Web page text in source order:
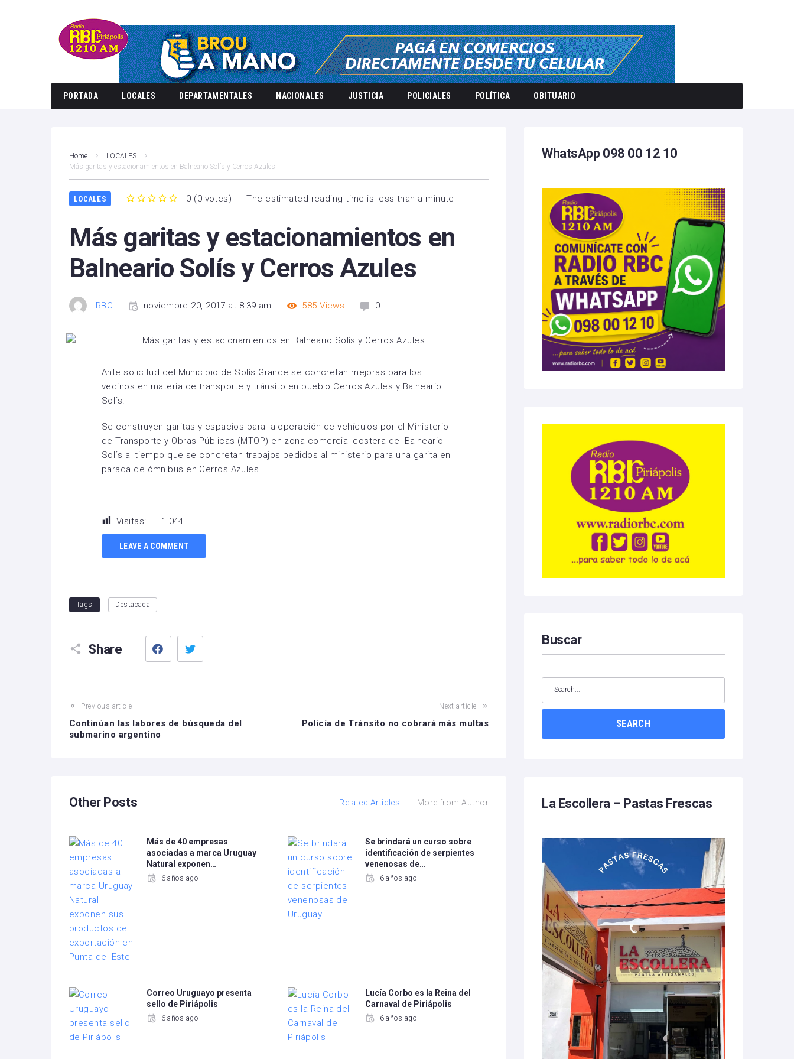
PORTADA LOCALES DEPARTAMENTALES NACIONALES JUSTICIA POLICIALES POLÍTICA OBITUARIO
Home
LOCALES
Más garitas y estacionamientos en Balneario Solís y Cerros Azules
LOCALES 0 (0 votes) The estimated reading time is less than a minute
Más garitas y estacionamientos en
Balneario Solís y Cerros Azules
RBC noviembre 20, 2017 at 8:39 am 585 Views 0
Ante solicitud del Municipio de Solís Grande se concretan mejoras para los
vecinos en materia de transporte y tránsito en pueblo Cerros Azules y Balneario
Solís.
Se construyen garitas y espacios para la operación de vehículos por el Ministerio
de Transporte y Obras Públicas (MTOP) en zona comercial costera del Balneario
Solís al tiempo que se concretan trabajos pedidos al ministerio para una garita en
parada de ómnibus en Cerros Azules.
Visitas: 1.044
LEAVE A COMMENT
Tags Destacada
Share
Facebook
Previous article
Continúan las labores de búsqueda del
submarino argentino
Next article
Policía de Tránsito no cobrará más multas
Other Posts Related Articles More from Author
Más de 40 empresas
asociadas a marca Uruguay
Natural exponen…
6 años ago
Se brindará un curso sobre
identificación de serpientes
venenosas de…
6 años ago
Correo Uruguayo presenta
sello de Piriápolis
6 años ago
Lucía Corbo es la Reina del
Carnaval de Piriápolis
6 años ago
WhatsApp 098 00 12 10
Buscar
SEARCH
La Escollera – Pastas Frescas